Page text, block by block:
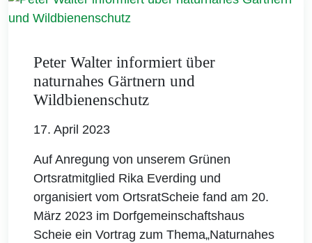
Peter Walter informiert über
naturnahes Gärtnern und
Wildbienenschutz
17. April 2023
Auf Anregung von unserem Grünen
Ortsratmitglied Rika Everding und
organisiert vom OrtsratScheie fand am 20.
März 2023 im Dorfgemeinschaftshaus
Scheie ein Vortrag zum Thema„Naturnahes